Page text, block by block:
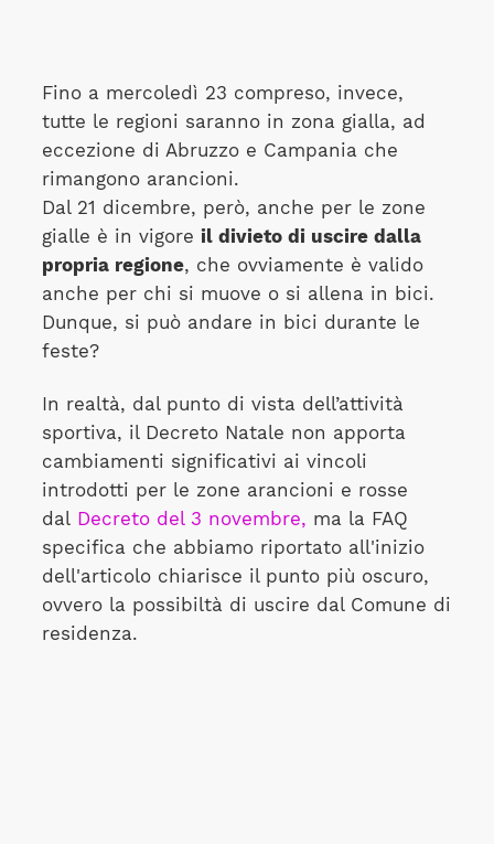
Fino a mercoledì 23 compreso, invece,
tutte le regioni saranno in zona gialla, ad
eccezione di Abruzzo e Campania che
rimangono arancioni.
Dal 21 dicembre, però, anche per le zone
gialle è in vigore il divieto di uscire dalla
propria regione, che ovviamente è valido
anche per chi si muove o si allena in bici.
Dunque, si può andare in bici durante le
feste?
In realtà, dal punto di vista dell’attività
sportiva, il Decreto Natale non apporta
cambiamenti significativi ai vincoli
introdotti per le zone arancioni e rosse
dal Decreto del 3 novembre, ma la FAQ
specifica che abbiamo riportato all'inizio
dell'articolo chiarisce il punto più oscuro,
ovvero la possibiltà di uscire dal Comune di
residenza.